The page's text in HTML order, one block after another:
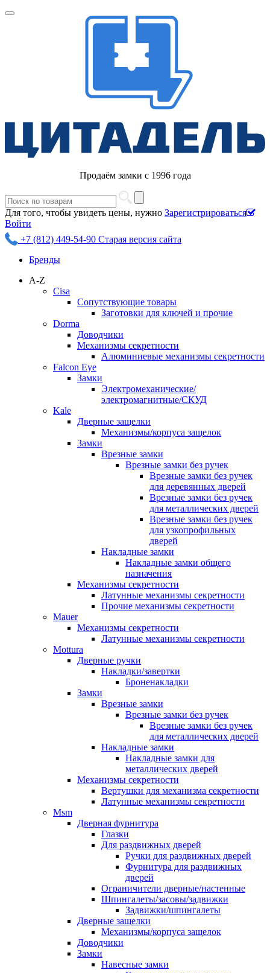
Продаём замки с 1996 года
Для того, чтобы увидеть цены, нужно Зарегистрироваться
Войти
+7 (812) 449-54-90 Старая версия сайта
Бренды
A-Z
Cisa
Сопутствующие товары
Заготовки для ключей и прочие
Dorma
Доводчики
Механизмы секретности
Алюминиевые механизмы секретности
Falcon Eye
Замки
Электромеханические/
электромагнитные/СКУД
Kale
Дверные защелки
Механизмы/корпуса защелок
Замки
Врезные замки
Врезные замки без ручек
Врезные замки без ручек
для деревянных дверей
Врезные замки без ручек
для металлических дверей
Врезные замки без ручек
для узкопрофильных
дверей
Накладные замки
Накладные замки общего
назначения
Механизмы секретности
Латунные механизмы секретности
Прочие механизмы секретности
Mauer
Механизмы секретности
Латунные механизмы секретности
Mottura
Дверные ручки
Накладки/завертки
Броненакладки
Замки
Врезные замки
Врезные замки без ручек
Врезные замки без ручек
для металлических дверей
Накладные замки
Накладные замки для
металлических дверей
Механизмы секретности
Вертушки для механизма секретности
Латунные механизмы секретности
Msm
Дверная фурнитура
Глазки
Для раздвижных дверей
Ручки для раздвижных дверей
Фурнитура для раздвижных
дверей
Ограничители дверные/настенные
Шпингалеты/засовы/задвижки
Задвижки/шпингалеты
Дверные защелки
Механизмы/корпуса защелок
Доводчики
Замки
Навесные замки